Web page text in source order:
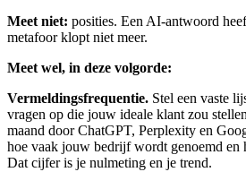
Meet niet: posities. Een AI-antwoord
metafoor klopt niet meer.
Meet wel, in deze volgorde:
Vermeldingsfrequentie. Stel een vaste
vragen op die jouw ideale klant zou
maand door ChatGPT, Perplexity en
hoe vaak jouw bedrijf wordt genoemd en
Dat cijfer is je nulmeting en je trend.